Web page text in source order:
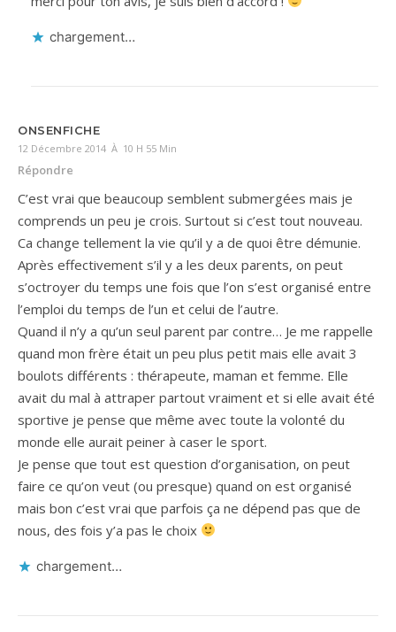
chargement…
ONSENFICHE
12 Décembre 2014 À 10 H 55 Min
Répondre
C’est vrai que beaucoup semblent submergées mais je
comprends un peu je crois. Surtout si c’est tout nouveau.
Ca change tellement la vie qu’il y a de quoi être démunie.
Après effectivement s’il y a les deux parents, on peut
s’octroyer du temps une fois que l’on s’est organisé entre
l’emploi du temps de l’un et celui de l’autre.
Quand il n’y a qu’un seul parent par contre… Je me rappelle
quand mon frère était un peu plus petit mais elle avait 3
boulots différents : thérapeute, maman et femme. Elle
avait du mal à attraper partout vraiment et si elle avait été
sportive je pense que même avec toute la volonté du
monde elle aurait peiner à caser le sport.
Je pense que tout est question d’organisation, on peut
faire ce qu’on veut (ou presque) quand on est organisé
mais bon c’est vrai que parfois ça ne dépend pas que de
nous, des fois y’a pas le choix
chargement…